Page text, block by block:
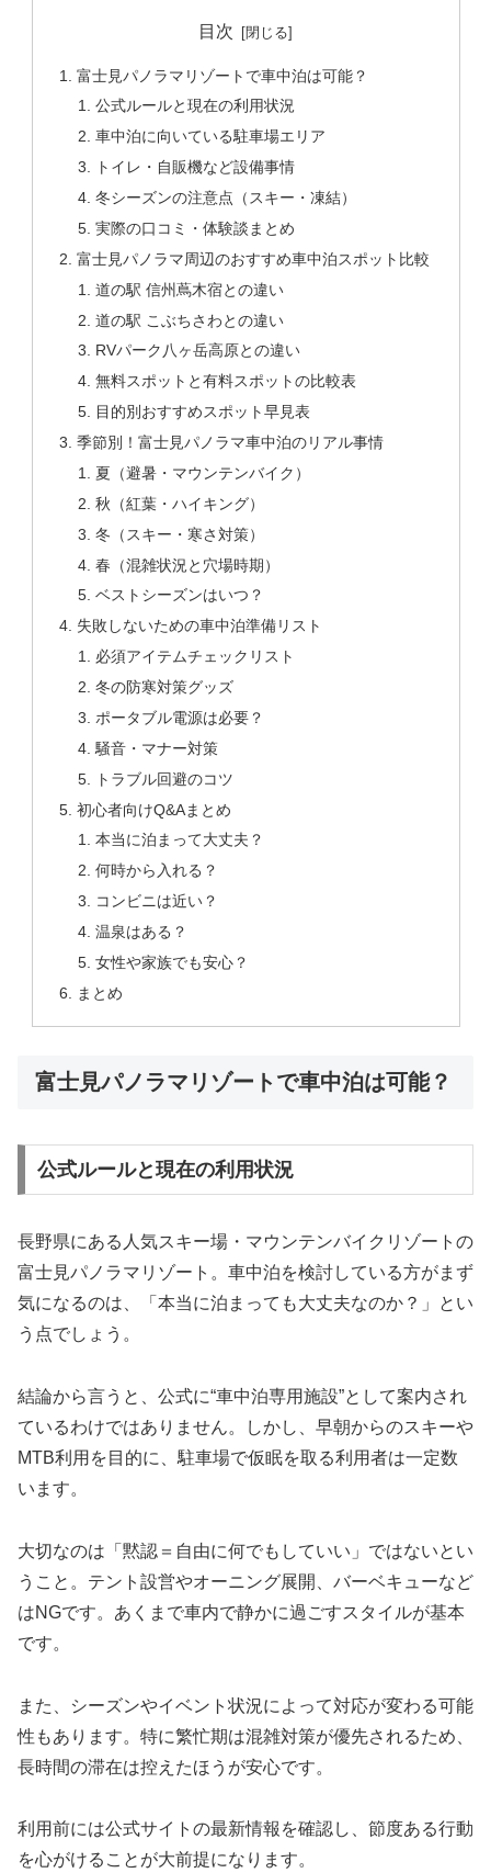
目次
富士見パノラマリゾートで車中泊は可能？
公式ルールと現在の利用状況
車中泊に向いている駐車場エリア
トイレ・自販機など設備事情
冬シーズンの注意点（スキー・凍結）
実際の口コミ・体験談まとめ
富士見パノラマ周辺のおすすめ車中泊スポット比較
道の駅 信州蔦木宿との違い
道の駅 こぶちさわとの違い
RVパーク八ヶ岳高原との違い
無料スポットと有料スポットの比較表
目的別おすすめスポット早見表
季節別！富士見パノラマ車中泊のリアル事情
夏（避暑・マウンテンバイク）
秋（紅葉・ハイキング）
冬（スキー・寒さ対策）
春（混雑状況と穴場時期）
ベストシーズンはいつ？
失敗しないための車中泊準備リスト
必須アイテムチェックリスト
冬の防寒対策グッズ
ポータブル電源は必要？
騒音・マナー対策
トラブル回避のコツ
初心者向けQ&Aまとめ
本当に泊まって大丈夫？
何時から入れる？
コンビニは近い？
温泉はある？
女性や家族でも安心？
まとめ
富士見パノラマリゾートで車中泊は可能？
公式ルールと現在の利用状況
長野県にある人気スキー場・マウンテンバイクリゾートの
富士見パノラマリゾート 。車中泊を検討している方がまず
気になるのは、「本当に泊まっても大丈夫なのか？」とい
う点でしょう。
結論から言うと、公式に“車中泊専用施設”として案内され
ているわけではありません。しかし、早朝からのスキーや
MTB利用を目的に、駐車場で仮眠を取る利用者は一定数
います。
大切なのは「黙認＝自由に何でもしていい」ではないとい
うこと。テント設営やオーニング展開、バーベキューなど
はNGです。あくまで車内で静かに過ごすスタイルが基本
です。
また、シーズンやイベント状況によって対応が変わる可能
性もあります。特に繁忙期は混雑対策が優先されるため、
長時間の滞在は控えたほうが安心です。
利用前には公式サイトの最新情報を確認し、節度ある行動
を心がけることが大前提になります。